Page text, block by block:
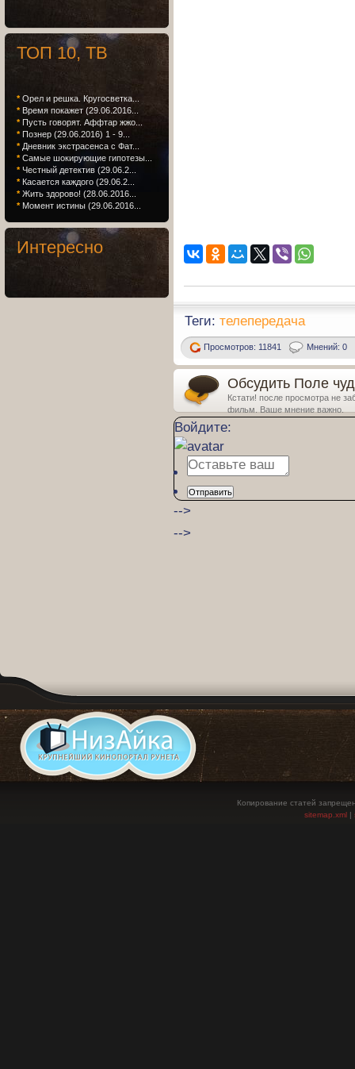
Теги: телепередача
Просмотров: 11841 Мнений: 0
Обсудить Поле
Кстати! после просмотра не
фильм. Ваше мнение важно.
Войдите:
Отправить
-->
-->
ТОП 10, ТВ
* Орел и решка. Кругосветка...
* Время покажет (29.06.2016...
* Пусть говорят. Аффтар жжо...
* Познер (29.06.2016) 1 - 9...
* Дневник экстрасенса с Фат...
* Самые шокирующие гипотезы...
* Честный детектив (29.06.2...
* Касается каждого (29.06.2...
* Жить здорово! (28.06.2016...
* Момент истины (29.06.2016...
Интересно
Копирование статей
sitemap.xml |